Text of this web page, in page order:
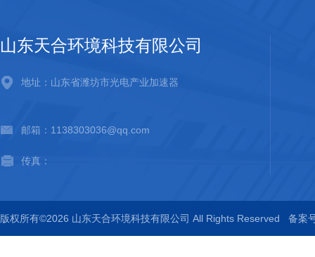
山东天合环境科技有限公司
地址：山东省潍坊市光电产业加速器
邮箱：1138303036@qq.com
传真：
版权所有©2026 山东天合环境科技有限公司 All Rights Reserved 备案